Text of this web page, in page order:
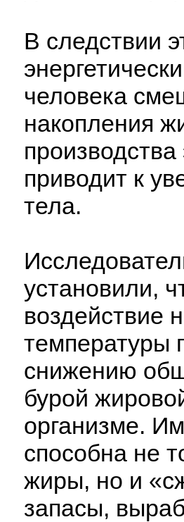
В следствии
человека
накопления
производства
приводит к
тела.
установили,
воздействие
температуры
снижению
бурой
организме.
способна не
жиры, но и
запасы,